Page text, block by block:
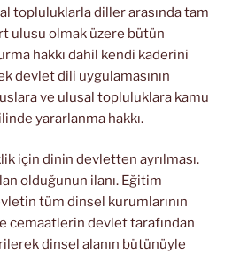
topluluklarla diller arasında tam
ulusu olmak üzere bütün
hakkı dahil kendi kaderini
devlet dili uygulamasının
ve ulusal topluluklara kamu
yararlanma hakkı.
dinin devletten ayrılması.
olduğunun ilanı. Eğitim
tüm dinsel kurumlarının
cemaatlerin devlet tarafından
dinsel alanın bütünüyle